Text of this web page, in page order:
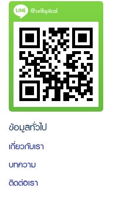
@selfoptical
ข้อมูลทั่วไป
เกี่ยวกับเรา
บทความ
ติดต่อเรา